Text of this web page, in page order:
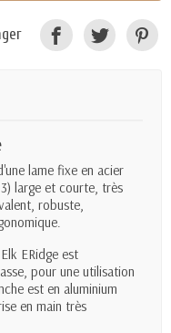
lame fixe en acier
large et courte, très
robuste,
ERidge est
pour une utilisation
est en aluminium
en main très